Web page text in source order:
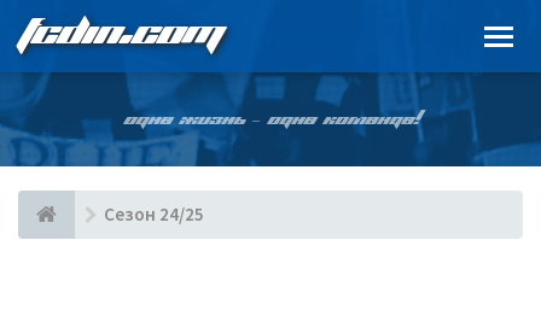
FCDIN.COM
ОДНА ЖИЗНЬ – ОДНА КОМАНДА!
Сезон 24/25